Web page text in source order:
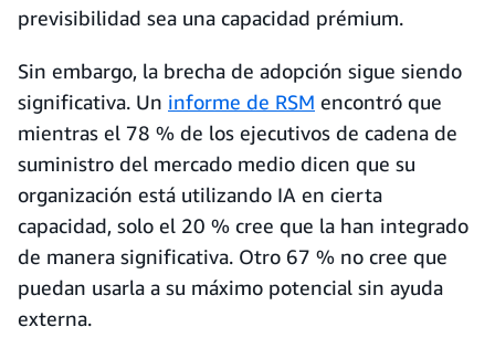
previsibilidad sea una capacidad prémium.
Sin embargo, la brecha de adopción sigue siendo
significativa. Un informe de RSM encontró que
mientras el 78 % de los ejecutivos de cadena de
suministro del mercado medio dicen que su
organización está utilizando IA en cierta
capacidad, solo el 20 % cree que la han integrado
de manera significativa. Otro 67 % no cree que
puedan usarla a su máximo potencial sin ayuda
externa.